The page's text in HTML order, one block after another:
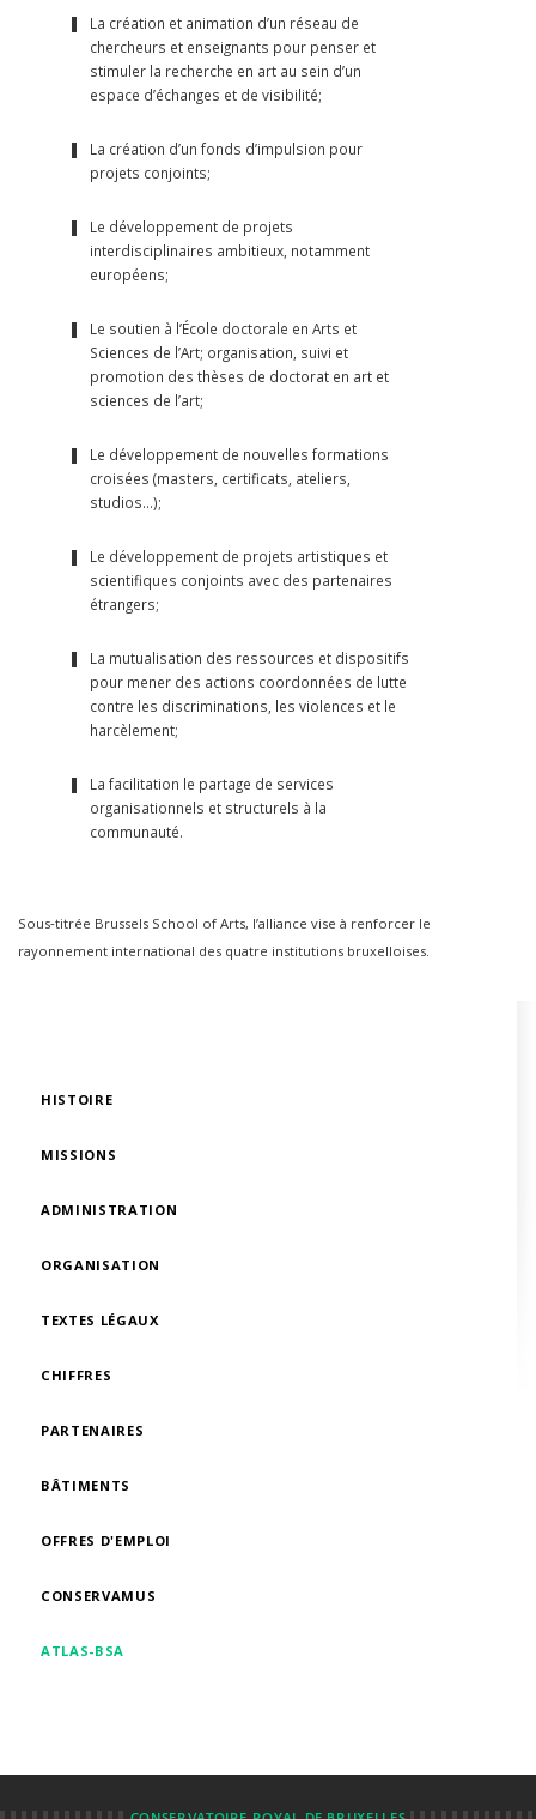
HISTOIRE
MISSIONS
ADMINISTRATION
ORGANISATION
TEXTES LÉGAUX
CHIFFRES
PARTENAIRES
BÂTIMENTS
OFFRES D'EMPLOI
CONSERVAMUS
ATLAS-BSA
La création et animation d’un réseau de
chercheurs et enseignants pour penser et
stimuler la recherche en art au sein d’un
espace d’échanges et de visibilité;
La création d’un fonds d’impulsion pour
projets conjoints;
Le développement de projets
interdisciplinaires ambitieux, notamment
européens;
Le soutien à l’École doctorale en Arts et
Sciences de l’Art; organisation, suivi et
promotion des thèses de doctorat en art et
sciences de l’art;
Le développement de nouvelles formations
croisées (masters, certificats, ateliers,
studios…);
Le développement de projets artistiques et
scientifiques conjoints avec des partenaires
étrangers;
La mutualisation des ressources et dispositifs
pour mener des actions coordonnées de lutte
contre les discriminations, les violences et le
harcèlement;
La facilitation le partage de services
organisationnels et structurels à la
communauté.
Sous‑titrée Brussels School of Arts, l’alliance vise à renforcer le
rayonnement international des quatre institutions bruxelloises.